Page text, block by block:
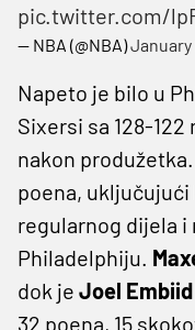
pic.twitter.com/
— NBA (@NBA)January
Napeto je bilo u
Sixersi sa 128-
nakon produžetka.
poena,
regularnog dijela i
Philadelphiju.
dok je Joel Embiid
32 poena, 15